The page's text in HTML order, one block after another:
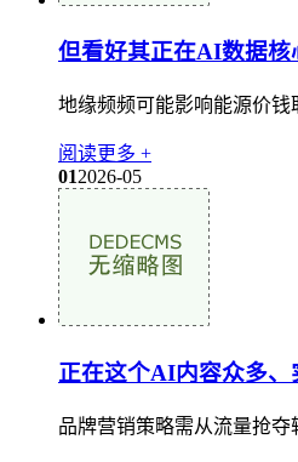
但看好其正在AI数据
地缘频频可能影响能源价钱
阅读更多 +
012026-05
正在这个AI内容众多、
品牌营销策略需从流量抢